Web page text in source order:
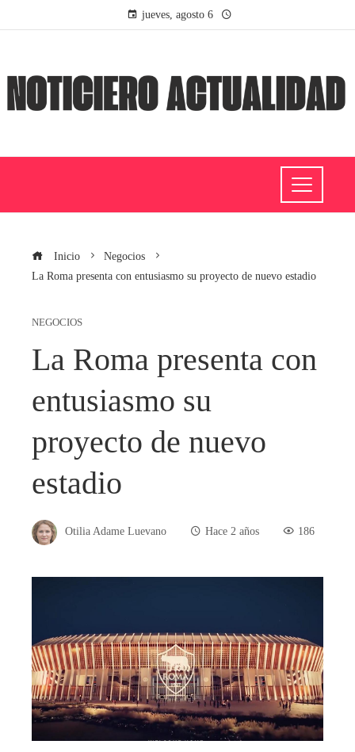
jueves, agosto 6
Inicio
Negocios
La Roma presenta con entusiasmo su proyecto de nuevo estadio
NEGOCIOS
La Roma presenta con
entusiasmo su
proyecto de nuevo
estadio
Otilia Adame Luevano Hace 2 años 186